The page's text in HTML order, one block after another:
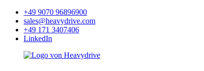
+49 9070 96896900
sales@heavydrive.com
+49 171 3407406
LinkedIn